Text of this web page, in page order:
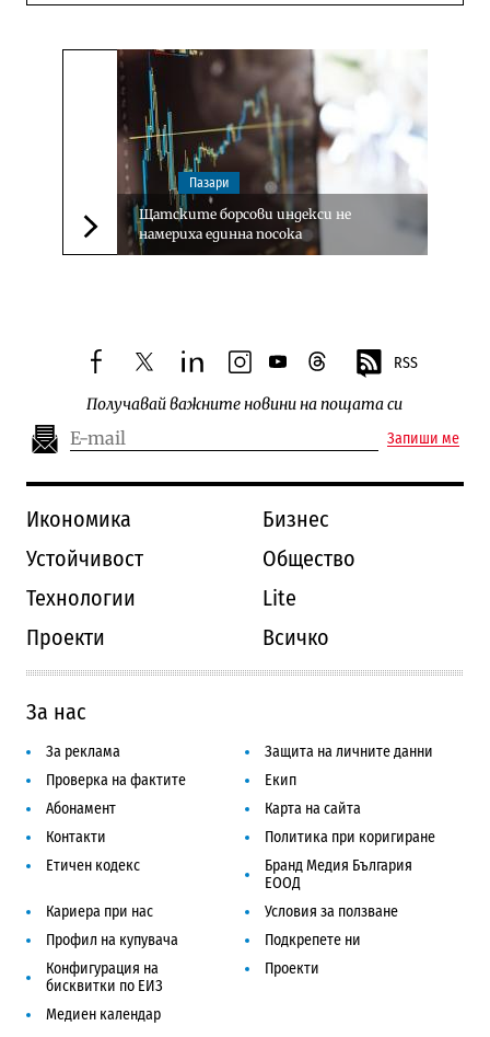
Следваща новина
Пазари
Щатските борсови индекси не
намериха единна посока
facebooktwitterlinkedininstagram
youtubethreads RSS
Получавай важните новини на пощата си
Запиши ме
Икономика
Бизнес
Устойчивост
Общество
Технологии
Lite
Проекти
Всичко
За нас
За реклама
Защита на личните данни
Проверка на фактите
Екип
Абонамент
Карта на сайта
Контакти
Политика при коригиране
Етичен кодекс
Бранд Медия България
ЕООД
Кариера при нас
Условия за ползване
Профил на купувача
Подкрепете ни
Конфигурация на
бисквитки по ЕИЗ
Проекти
Медиен календар